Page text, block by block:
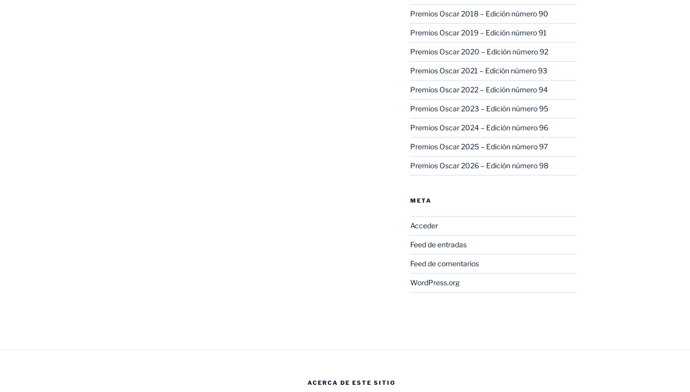
Premios Oscar 2018 – Edición número 90
Premios Oscar 2019 – Edición número 91
Premios Oscar 2020 – Edición número 92
Premios Oscar 2021 – Edición número 93
Premios Oscar 2022 – Edición número 94
Premios Oscar 2023 – Edición número 95
Premios Oscar 2024 – Edición número 96
Premios Oscar 2025 – Edición número 97
Premios Oscar 2026 – Edición número 98
META
Acceder
Feed de entradas
Feed de comentarios
WordPress.org
ACERCA DE ESTE SITIO